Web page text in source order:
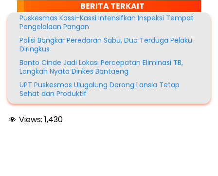
BERITA TERKAIT
Puskesmas Kassi-Kassi Intensifkan Inspeksi Tempat
Pengelolaan Pangan
Polisi Bongkar Peredaran Sabu, Dua Terduga Pelaku
Diringkus
Bonto Cinde Jadi Lokasi Percepatan Eliminasi TB,
Langkah Nyata Dinkes Bantaeng
UPT Puskesmas Ulugalung Dorong Lansia Tetap
Sehat dan Produktif
Views: 1,430